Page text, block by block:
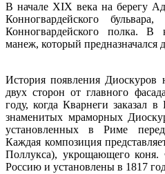
В начале XIX века на берегу
Конногвардейского
Конногвардейского полка. В
манеж, который предназначался
История появления Диоскуров
двух сторон от главного
году, когда Кварнеги заказал
знаменитых мраморных
установленных в Риме
Каждая композиция
Поллукса), укрощающего
Россию и установлены в 1817